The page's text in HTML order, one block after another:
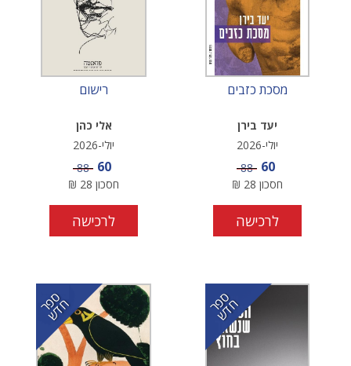
מסכת כזבים
יעד בירן
יולי-2026
מחיר מבצע
60 מחיר
88
חסכון 28
₪
לרכישה
רישום
אלי כהן
יולי-2026
מחיר מבצע
60 מחיר
88
חסכון 28
₪
לרכישה
ס
פ
ר
ח
ד
ש ס
פ
ר
ח
ד
ש